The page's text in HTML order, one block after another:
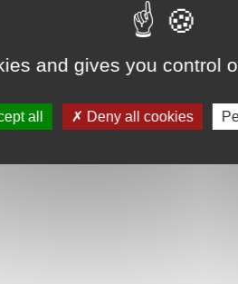
and gives you control
all Deny all cookies